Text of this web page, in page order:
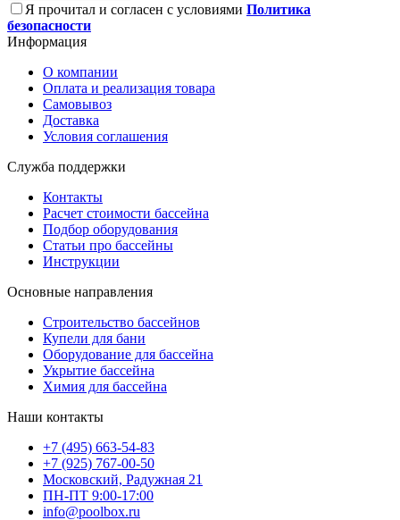
Я прочитал и согласен с условиями Политика
безопасности
Информация
О компании
Оплата и реализация товара
Самовывоз
Доставка
Условия соглашения
Служба поддержки
Контакты
Расчет стоимости бассейна
Подбор оборудования
Статьи про бассейны
Инструкции
Основные направления
Строительство бассейнов
Купели для бани
Оборудование для бассейна
Укрытие бассейна
Химия для бассейна
Наши контакты
+7 (495) 663-54-83
+7 (925) 767-00-50
Московский, Радужная 21
ПН-ПТ 9:00-17:00
info@poolbox.ru